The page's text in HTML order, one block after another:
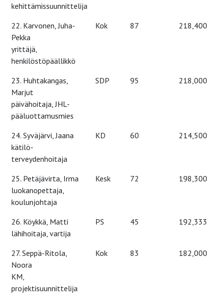
kehittämissuunnittelija
22. Karvonen, Juha-
Pekka
yrittäjä,
henkilöstöpäällikkö
Kok 87 218,400
23. Huhtakangas,
Marjut
päivähoitaja, JHL-
pääluottamusmies
SDP 95 218,000
24. Syväjärvi, Jaana
kätilö-
terveydenhoitaja
KD 60 214,500
25. Petäjävirta, Irma
luokanopettaja,
koulunjohtaja
Kesk 72 198,300
26. Köykkä, Matti
lähihoitaja, vartija
PS 45 192,333
27. Seppä-Ritola,
Noora
KM,
projektisuunnittelija
Kok 83 182,000